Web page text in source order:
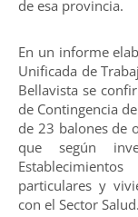
de esa provincia.
En un informe
Unificada de
Bellavista se
de Contingencia
de 23 balones de
que según
particulares y
con el Sector Salud.